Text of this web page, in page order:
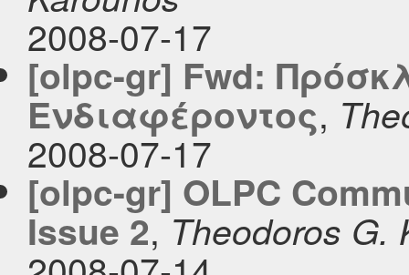
2008-07-17
[olpc-gr] Fwd:
Ενδιαφέροντος,
2008-07-17
[olpc-gr] OLPC
Issue 2,Theodoros G.